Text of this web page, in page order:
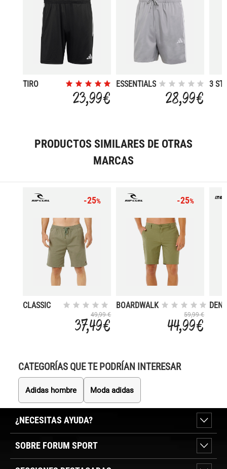
TIRO
23,99 €
ESSENTIALS
28,99 €
3
PRODUCTOS SIMILARES DE OTRAS
MARCAS
-25%
CLASSIC
49,99 €
37,49 €
-25%
BOARDWALK
59,99 €
44,99 €
CATEGORÍAS QUE TE PODRÍAN INTERESAR
Adidas hombre Moda adidas
¿NECESITAS AYUDA?
SOBRE FORUM SPORT